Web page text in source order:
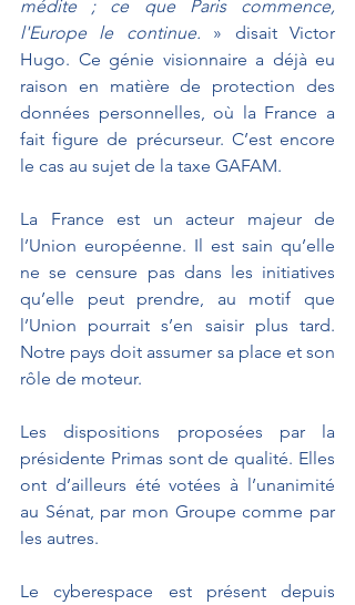
médite ; ce que Paris commence,
l'Europe le continue. » disait Victor
Hugo. Ce génie visionnaire a déjà eu
raison en matière de protection des
données personnelles, où la France a
fait figure de précurseur. C’est encore
le cas au sujet de la taxe GAFAM.
La France est un acteur majeur de
l’Union européenne. Il est sain qu’elle
ne se censure pas dans les initiatives
qu’elle peut prendre, au motif que
l’Union pourrait s’en saisir plus tard.
Notre pays doit assumer sa place et son
rôle de moteur.
Les dispositions proposées par la
présidente Primas sont de qualité. Elles
ont d’ailleurs été votées à l’unanimité
au Sénat, par mon Groupe comme par
les autres.
Le cyberespace est présent depuis